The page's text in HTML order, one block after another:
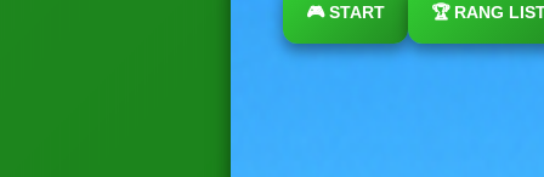
🎮 START 🏆 RANG